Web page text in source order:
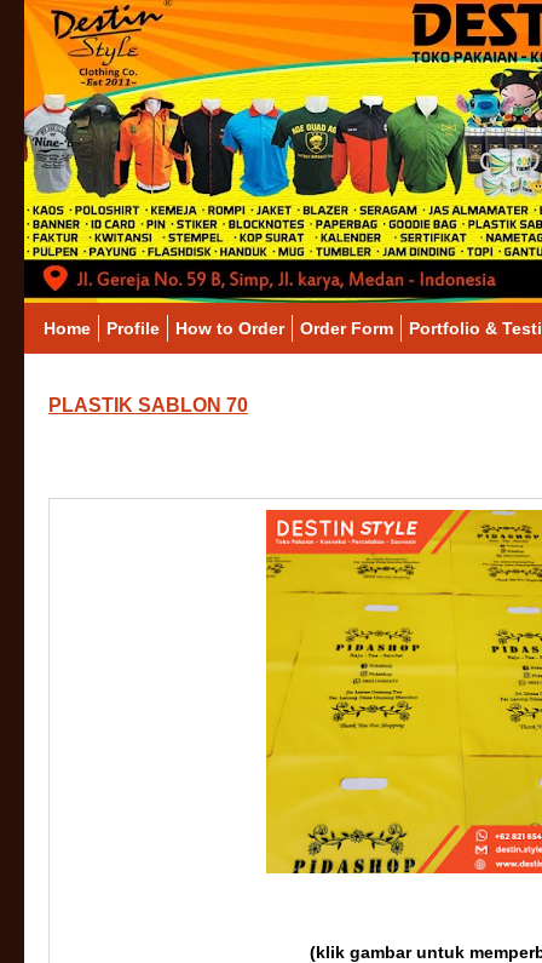
Home Profile How to Order Order Form Portfolio &
PLASTIK SABLON 70
(klik gambar untuk